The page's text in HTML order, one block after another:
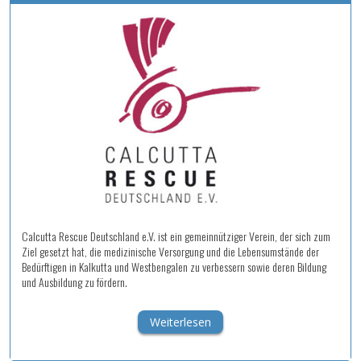
Calcutta Rescue Deutschland e.V. ist ein gemeinnütziger Verein, der sich zum
Ziel gesetzt hat, die medizinische Versorgung und die Lebensumstände der
Bedürftigen in Kalkutta und Westbengalen zu verbessern sowie deren Bildung
und Ausbildung zu fördern.
Weiterlesen